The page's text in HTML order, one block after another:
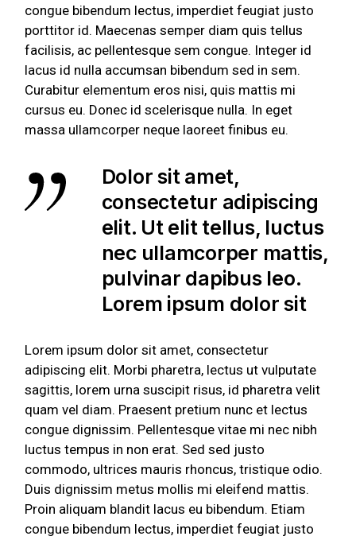
congue bibendum lectus, imperdiet feugiat justo
porttitor id. Maecenas semper diam quis tellus
facilisis, ac pellentesque sem congue. Integer id
lacus id nulla accumsan bibendum sed in sem.
Curabitur elementum eros nisi, quis mattis mi
cursus eu. Donec id scelerisque nulla. In eget
massa ullamcorper neque laoreet finibus eu.
Dolor sit amet,
consectetur adipiscing
elit. Ut elit tellus, luctus
nec ullamcorper mattis,
pulvinar dapibus leo.
Lorem ipsum dolor sit
Lorem ipsum dolor sit amet, consectetur
adipiscing elit. Morbi pharetra, lectus ut vulputate
sagittis, lorem urna suscipit risus, id pharetra velit
quam vel diam. Praesent pretium nunc et lectus
congue dignissim. Pellentesque vitae mi nec nibh
luctus tempus in non erat. Sed sed justo
commodo, ultrices mauris rhoncus, tristique odio.
Duis dignissim metus mollis mi eleifend mattis.
Proin aliquam blandit lacus eu bibendum. Etiam
congue bibendum lectus, imperdiet feugiat justo